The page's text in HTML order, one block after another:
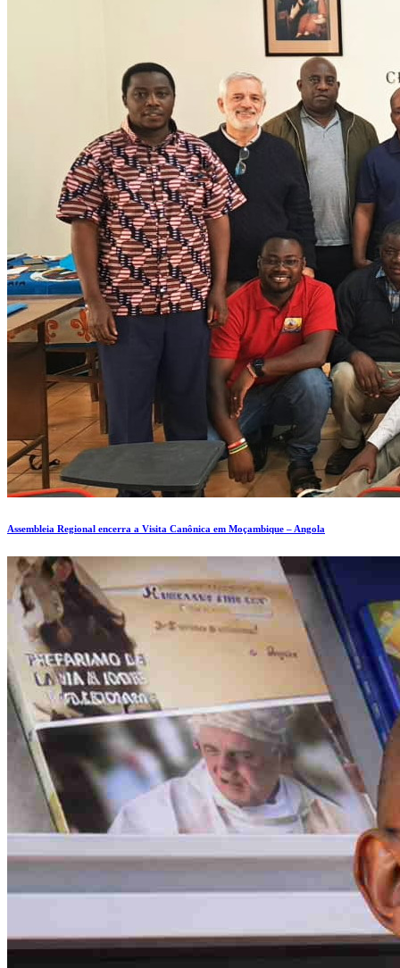
Assembleia Regional encerra a Visita Canônica em Moçambique – Angola